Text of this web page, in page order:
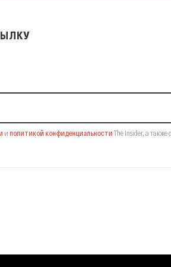
и политикой конфиденциальности The Insider, а также